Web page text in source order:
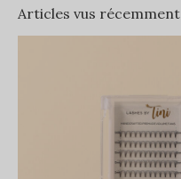
Articles vus récemment